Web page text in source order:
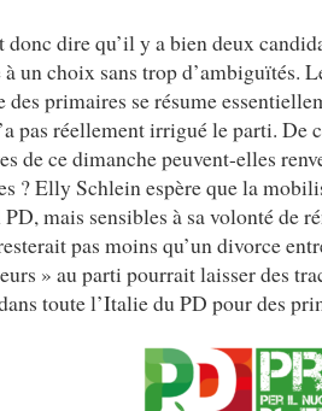
donc dire qu’il y a bien deux
à un choix sans trop d’ambiguïtés.
des primaires se résume
pas réellement irrigué le parti. De
de ce dimanche peuvent-elles
? Elly Schlein espère que la
PD, mais sensibles à sa volonté de
pas moins qu’un divorce
» au parti pourrait laisser des
toute l’Italie du PD pour des